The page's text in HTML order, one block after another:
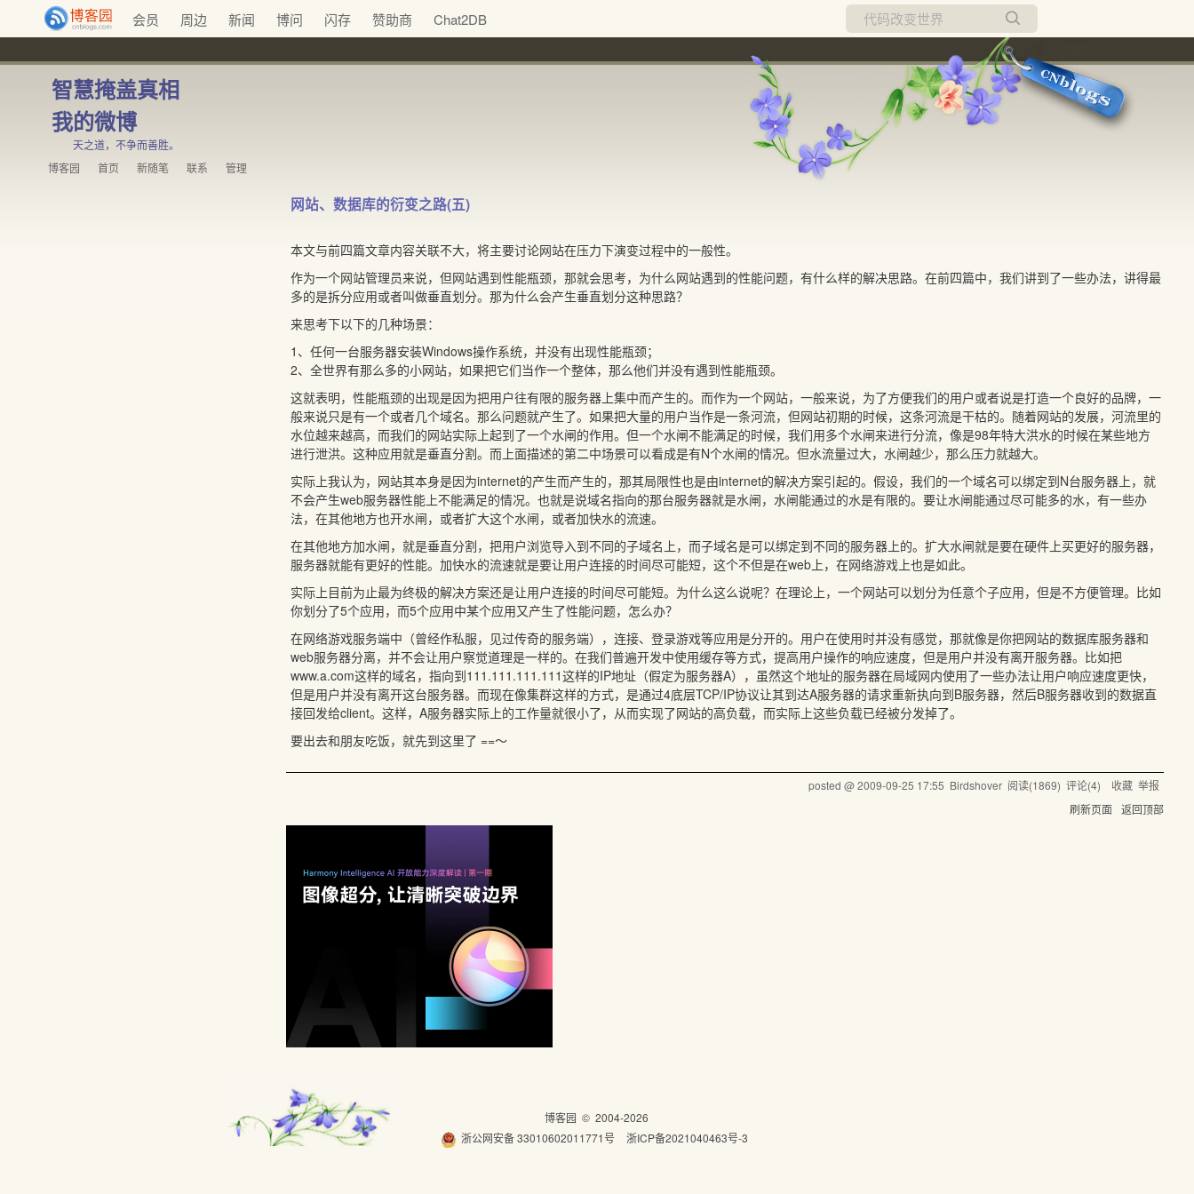
会员 周边 新闻 博问 闪存 赞助商 Chat2DB
所有博客
当前博客
智慧掩盖真相
我的微博
天之道，不争而善胜。
博客园
首页 新随笔 联系 管理
网站、数据库的衍变之路(五)
本文与前四篇文章内容关联不大，将主要讨论网站在压力下演变过程中的一般性。
作为一个网站管理员来说，但网站遇到性能瓶颈，那就会思考，为什么网站遇到的性能问题，有什么样的解决思路。在前四篇中，我们讲到了一些办法，讲得最
多的是拆分应用或者叫做垂直划分。那为什么会产生垂直划分这种思路？
来思考下以下的几种场景：
1、任何一台服务器安装Windows操作系统，并没有出现性能瓶颈；
2、全世界有那么多的小网站，如果把它们当作一个整体，那么他们并没有遇到性能瓶颈。
这就表明，性能瓶颈的出现是因为把用户往有限的服务器上集中而产生的。而作为一个网站，一般来说，为了方便我们的用户或者说是打造一个良好的品牌，一
般来说只是有一个或者几个域名。那么问题就产生了。如果把大量的用户当作是一条河流，但网站初期的时候，这条河流是干枯的。随着网站的发展，河流里的
水位越来越高，而我们的网站实际上起到了一个水闸的作用。但一个水闸不能满足的时候，我们用多个水闸来进行分流，像是98年特大洪水的时候在某些地方
进行泄洪。这种应用就是垂直分割。而上面描述的第二中场景可以看成是有N个水闸的情况。但水流量过大，水闸越少，那么压力就越大。
实际上我认为，网站其本身是因为internet的产生而产生的，那其局限性也是由internet的解决方案引起的。假设，我们的一个域名可以绑定到N台服务器上，就
不会产生web服务器性能上不能满足的情况。也就是说域名指向的那台服务器就是水闸，水闸能通过的水是有限的。要让水闸能通过尽可能多的水，有一些办
法，在其他地方也开水闸，或者扩大这个水闸，或者加快水的流速。
在其他地方加水闸，就是垂直分割，把用户浏览导入到不同的子域名上，而子域名是可以绑定到不同的服务器上的。扩大水闸就是要在硬件上买更好的服务器，
服务器就能有更好的性能。加快水的流速就是要让用户连接的时间尽可能短，这个不但是在web上，在网络游戏上也是如此。
实际上目前为止最为终极的解决方案还是让用户连接的时间尽可能短。为什么这么说呢？在理论上，一个网站可以划分为任意个子应用，但是不方便管理。比如
你划分了5个应用，而5个应用中某个应用又产生了性能问题，怎么办？
在网络游戏服务端中（曾经作私服，见过传奇的服务端），连接、登录游戏等应用是分开的。用户在使用时并没有感觉，那就像是你把网站的数据库服务器和
web服务器分离，并不会让用户察觉道理是一样的。在我们普遍开发中使用缓存等方式，提高用户操作的响应速度，但是用户并没有离开服务器。比如把
www.a.com这样的域名，指向到111.111.111.111这样的IP地址（假定为服务器A），虽然这个地址的服务器在局域网内使用了一些办法让用户响应速度更快，
但是用户并没有离开这台服务器。而现在像集群这样的方式，是通过4底层TCP/IP协议让其到达A服务器的请求重新执向到B服务器，然后B服务器收到的数据直
接回发给client。这样，A服务器实际上的工作量就很小了，从而实现了网站的高负载，而实际上这些负载已经被分发掉了。
要出去和朋友吃饭，就先到这里了 ==～
posted @2009-09-25 17:55 Birdshover 阅读(1869) 评论(4) 收藏 举报
刷新页面
返回顶部
博客园 © 2004-2026
浙公网安备 33010602011771号
浙ICP备2021040463号-3